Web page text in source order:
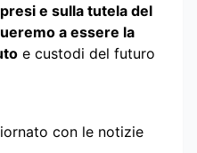
e sulla tutela del
a essere la
e custodi del futuro
con le notizie